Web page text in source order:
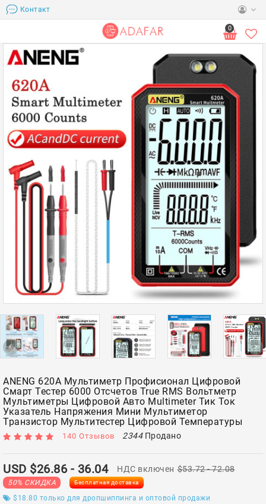
Контакт
0
ANENG 620A Мультиметр Профисионал Цифровой
Смарт Тестер 6000 Отсчетов True RMS Вольтметр
Мультиметры Цифровой Авто Multimeter Тик Ток
Указатель Напряжения Мини Мультиметор
Транзистор Мультитестер Цифровой Температуры
140 Отзывов 2344Продано
USD $26.86 - 36.04 НДС включен $53.72- 72.08
50% СКИДКА Бесплатная доставка
$18.80 только для дропшиппинга и оптовой продажи